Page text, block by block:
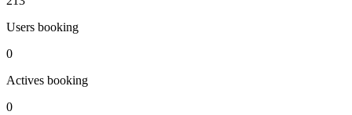
Users booking
0
Actives booking
0